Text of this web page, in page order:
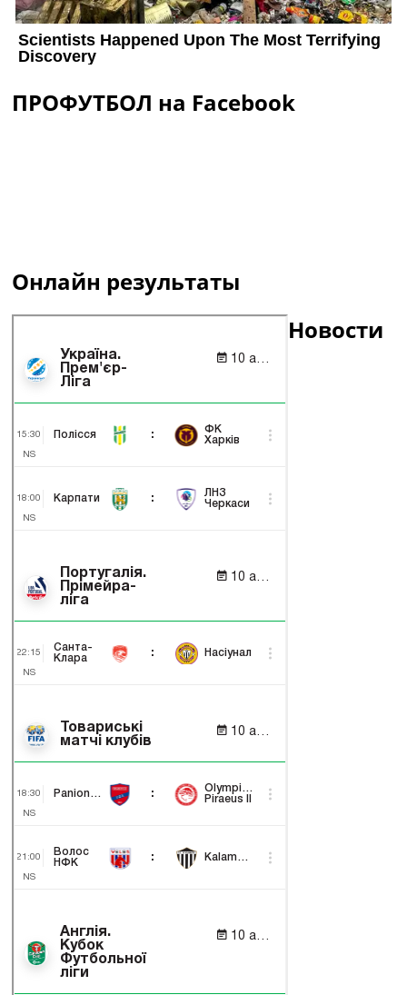
ПРОФУТБОЛ на Facebook
Онлайн результаты
Новости